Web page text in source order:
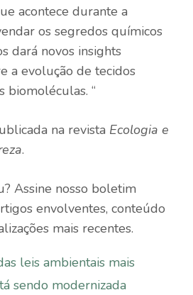
acontece durante a
os segredos químicos
dará novos insights
a evolução de tecidos
biomoléculas. “
na revista Ecologia e
.
Assine nosso boletim
envolventes, conteúdo
mais recentes.
leis ambientais mais
sendo modernizada